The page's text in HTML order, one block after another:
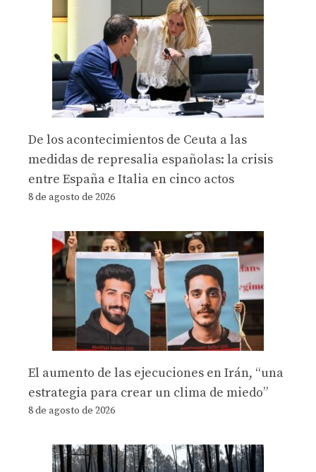
De los acontecimientos de Ceuta a las
medidas de represalia españolas: la crisis
entre España e Italia en cinco actos
8 de agosto de 2026
El aumento de las ejecuciones en Irán, “una
estrategia para crear un clima de miedo”
8 de agosto de 2026